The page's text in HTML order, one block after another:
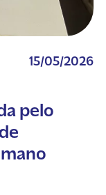
15/05/2026
pelo